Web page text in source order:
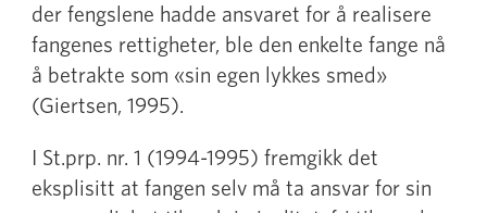
der fengslene hadde ansvaret for å realisere
fangenes rettigheter, ble den enkelte fange nå
å betrakte som «sin egen lykkes smed»
(Giertsen, 1995).
I St.prp. nr. 1 (1994-1995) fremgikk det
eksplisitt at fangen selv må ta ansvar for sin